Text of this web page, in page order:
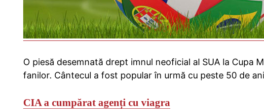
O piesă desemnată drept imnul neoficial al SUA la Cupa
fanilor. Cântecul a fost popular în urmă cu peste 50 de
CIA a cumpărat agenți cu viagra